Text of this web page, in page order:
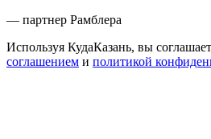
— партнер Рамблера
Используя КудаКазань, вы
соглашением и политикой